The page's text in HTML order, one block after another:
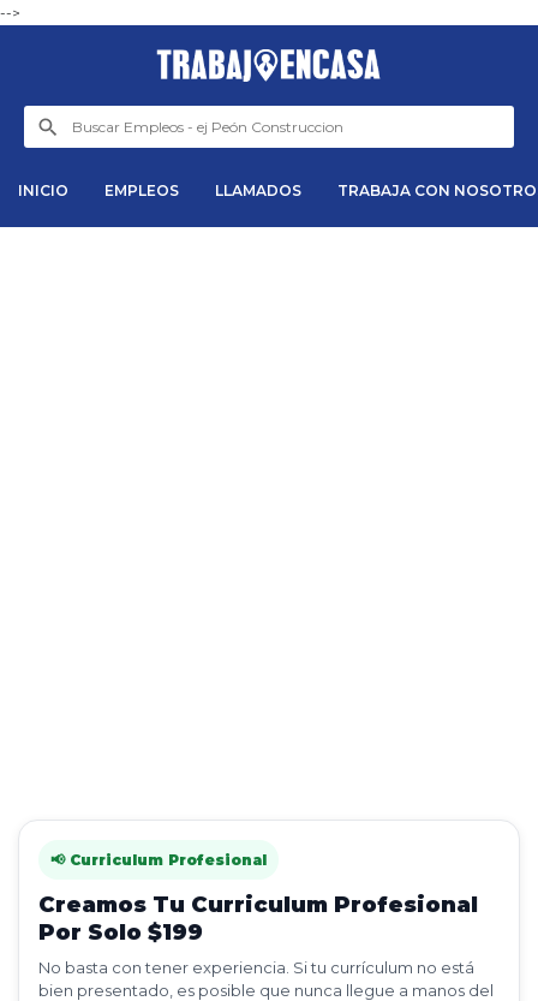
-->
INICIO EMPLEOS LLAMADOS TRABAJA CON
📢 Curriculum Profesional
Creamos Tu Curriculum Profesional
Por Solo $199
No basta con tener experiencia. Si tu currículum no está
bien presentado, es posible que nunca llegue a manos del